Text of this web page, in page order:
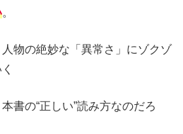
。
物の絶妙な「異常さ」にゾクゾ
書の“正しい”読み方なのだろ